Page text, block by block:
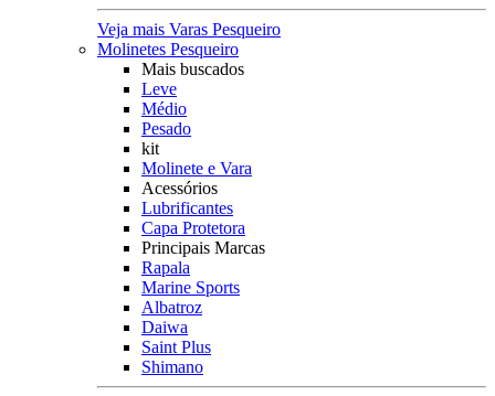
Veja mais Varas Pesqueiro
Molinetes Pesqueiro
Mais buscados
Leve
Médio
Pesado
kit
Molinete e Vara
Acessórios
Lubrificantes
Capa Protetora
Principais Marcas
Rapala
Marine Sports
Albatroz
Daiwa
Saint Plus
Shimano